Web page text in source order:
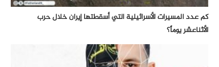
كم عدد المسيرات الأسرائيلية التي أسقطتها إيران خلال حرب
الأثناعشر يوماً؟